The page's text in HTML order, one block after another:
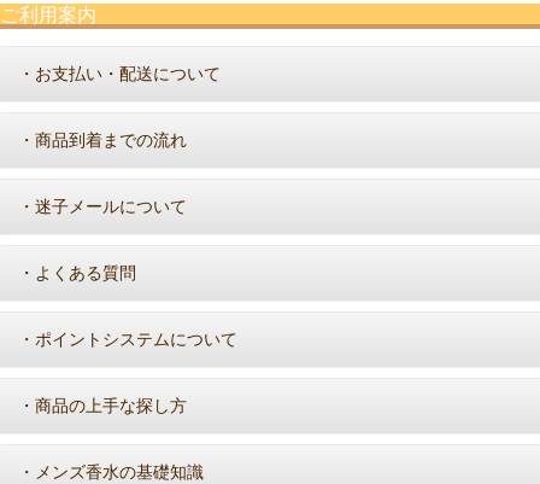
ご利用案内
・ お支払い・配送について
・ 商品到着までの流れ
・ 迷子メールについて
・ よくある質問
・ ポイントシステムについて
・ 商品の上手な探し方
・ メンズ香水の基礎知識